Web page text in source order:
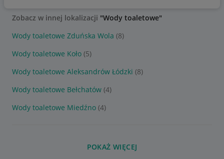
Zobacz w innej lokalizacji "Wody toaletowe"
Wody toaletowe Zduńska Wola (8)
Wody toaletowe Koło (5)
Wody toaletowe Aleksandrów Łódzki (8)
Wody toaletowe Bełchatów (4)
Wody toaletowe Miedźno (4)
POKAŻ WIĘCEJ